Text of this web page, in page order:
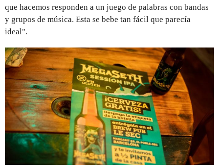
que hacemos responden a un juego de palabras con bandas
y grupos de música. Esta se bebe tan fácil que parecía
ideal".